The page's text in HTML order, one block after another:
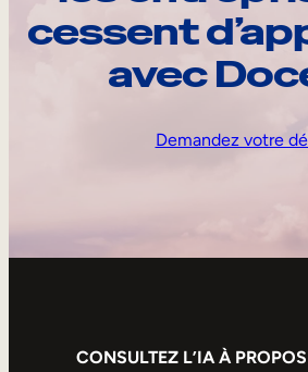
cessent
avec
Demandez votre
CONSULTEZ L’IA À